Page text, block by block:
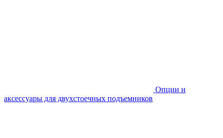
Опции и
аксессуары для двухстоечных подъемников